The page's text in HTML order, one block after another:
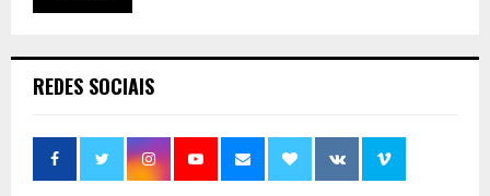
REDES SOCIAIS